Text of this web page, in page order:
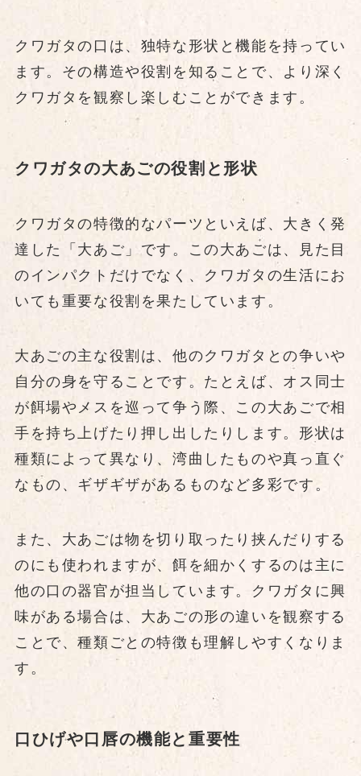
クワガタの口は、独特な形状と機能を持ってい
ます。その構造や役割を知ることで、より深く
クワガタを観察し楽しむことができます。
クワガタの大あごの役割と形状
クワガタの特徴的なパーツといえば、大きく発
達した「大あご」です。この大あごは、見た目
のインパクトだけでなく、クワガタの生活にお
いても重要な役割を果たしています。
大あごの主な役割は、他のクワガタとの争いや
自分の身を守ることです。たとえば、オス同士
が餌場やメスを巡って争う際、この大あごで相
手を持ち上げたり押し出したりします。形状は
種類によって異なり、湾曲したものや真っ直ぐ
なもの、ギザギザがあるものなど多彩です。
また、大あごは物を切り取ったり挟んだりする
のにも使われますが、餌を細かくするのは主に
他の口の器官が担当しています。クワガタに興
味がある場合は、大あごの形の違いを観察する
ことで、種類ごとの特徴も理解しやすくなりま
す。
口ひげや口唇の機能と重要性